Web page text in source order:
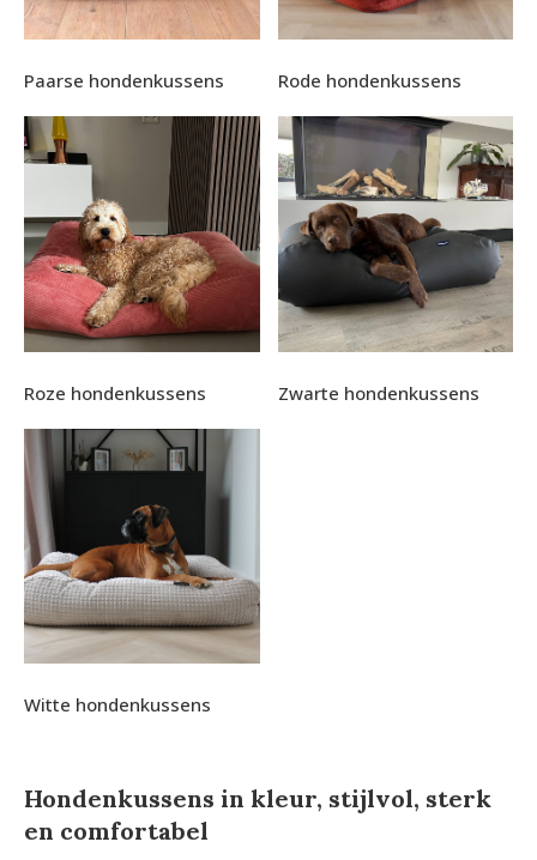
Paarse hondenkussens Rode hondenkussens
Roze hondenkussens Zwarte hondenkussens
Witte hondenkussens
Hondenkussens in kleur, stijlvol, sterk
en comfortabel